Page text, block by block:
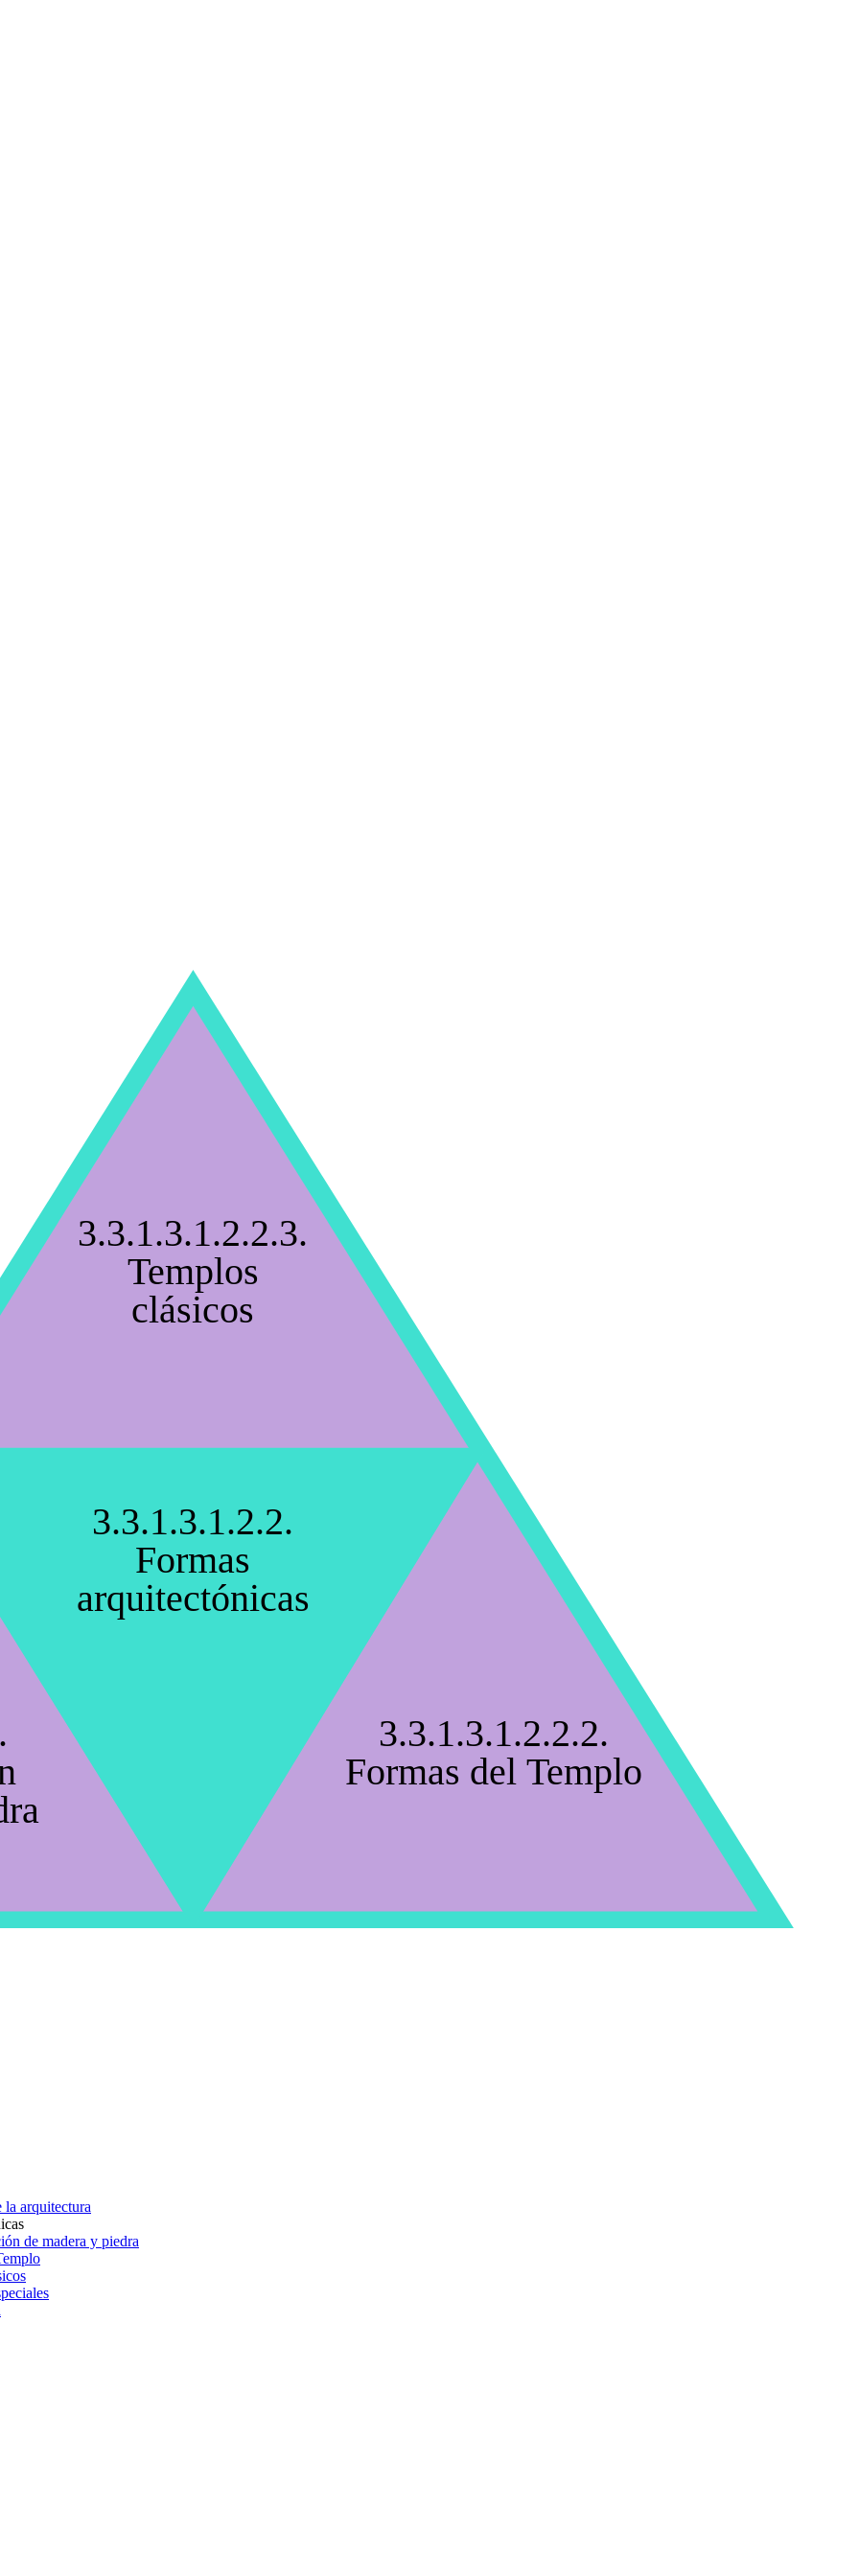
3.3.1.3.1.2.2.
Formas
arquitectónicas
3.3.1.3.1.2.2.2.
Formas del Templo
3.3.1.3.1.2.2.3.
Templos
clásicos
la arquitectura
de madera y piedra